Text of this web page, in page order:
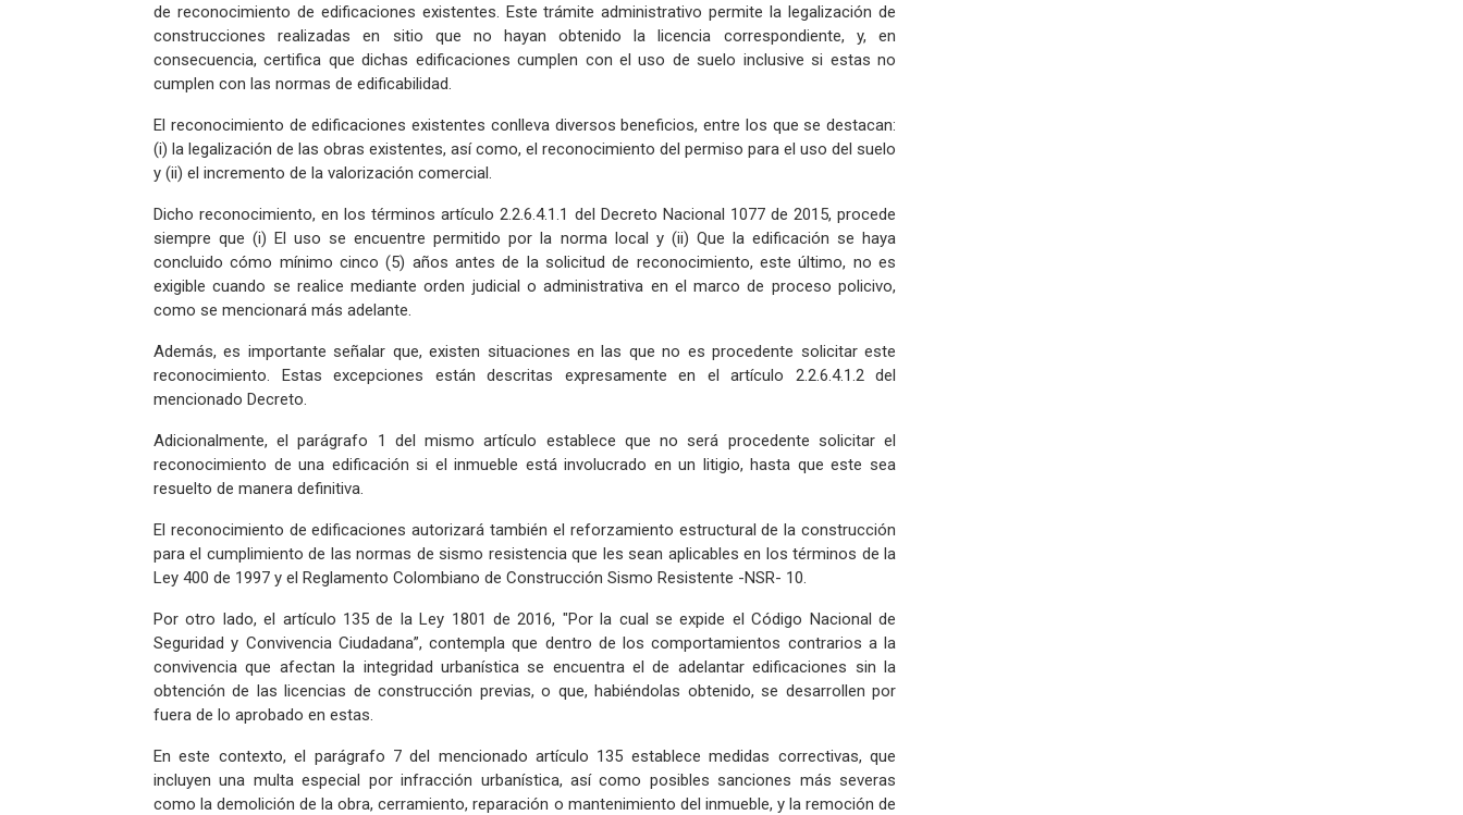
de reconocimiento de edificaciones existentes. Este trámite administrativo permite la legalización de
construcciones realizadas en sitio que no hayan obtenido la licencia correspondiente, y, en
consecuencia, certifica que dichas edificaciones cumplen con el uso de suelo inclusive si estas no
cumplen con las normas de edificabilidad.
El reconocimiento de edificaciones existentes conlleva diversos beneficios, entre los que se destacan:
(i) la legalización de las obras existentes, así como, el reconocimiento del permiso para el uso del suelo
y (ii) el incremento de la valorización comercial.
Dicho reconocimiento, en los términos artículo 2.2.6.4.1.1 del Decreto Nacional 1077 de 2015, procede
siempre que (i) El uso se encuentre permitido por la norma local y (ii) Que la edificación se haya
concluido cómo mínimo cinco (5) años antes de la solicitud de reconocimiento, este último, no es
exigible cuando se realice mediante orden judicial o administrativa en el marco de proceso policivo,
como se mencionará más adelante.
Además, es importante señalar que, existen situaciones en las que no es procedente solicitar este
reconocimiento. Estas excepciones están descritas expresamente en el artículo 2.2.6.4.1.2 del
mencionado Decreto.
Adicionalmente, el parágrafo 1 del mismo artículo establece que no será procedente solicitar el
reconocimiento de una edificación si el inmueble está involucrado en un litigio, hasta que este sea
resuelto de manera definitiva.
El reconocimiento de edificaciones autorizará también el reforzamiento estructural de la construcción
para el cumplimiento de las normas de sismo resistencia que les sean aplicables en los términos de la
Ley 400 de 1997 y el Reglamento Colombiano de Construcción Sismo Resistente -NSR- 10.
Por otro lado, el artículo 135 de la Ley 1801 de 2016, "Por la cual se expide el Código Nacional de
Seguridad y Convivencia Ciudadana”, contempla que dentro de los comportamientos contrarios a la
convivencia que afectan la integridad urbanística se encuentra el de adelantar edificaciones sin la
obtención de las licencias de construcción previas, o que, habiéndolas obtenido, se desarrollen por
fuera de lo aprobado en estas.
En este contexto, el parágrafo 7 del mencionado artículo 135 establece medidas correctivas, que
incluyen una multa especial por infracción urbanística, así como posibles sanciones más severas
como la demolición de la obra, cerramiento, reparación o mantenimiento del inmueble, y la remoción de